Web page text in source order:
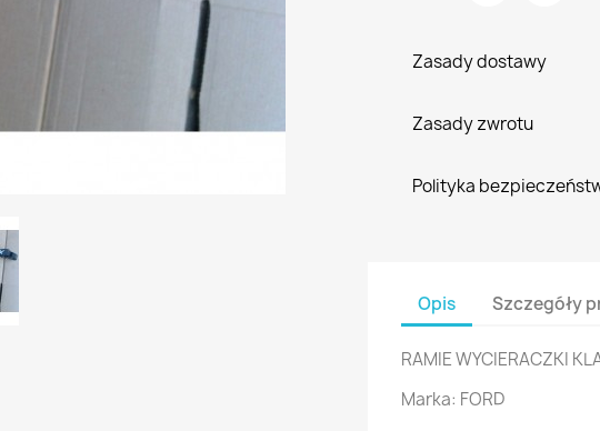
Zasady dostawy
Zasady zwrotu
Polityka
Opis Szczegóły
RAMIE WYCIERACZKI
Marka: FORD